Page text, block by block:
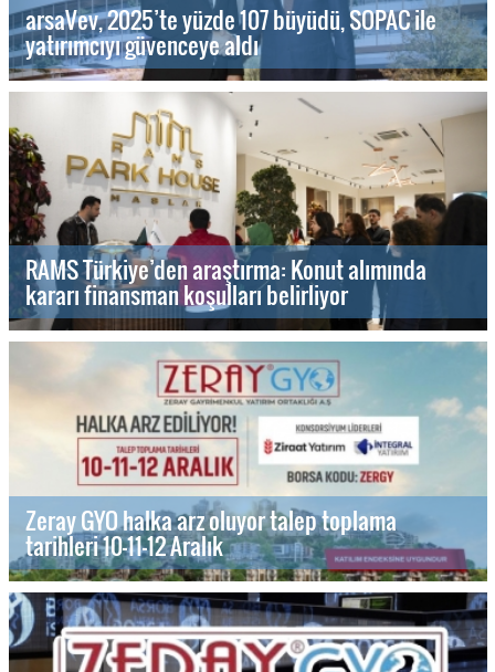
arsaVev, 2025’te yüzde 107 büyüdü, SOPAC ile
yatırımcıyı güvenceye aldı
RAMS Türkiye’den araştırma: Konut alımında
kararı finansman koşulları belirliyor
Zeray GYO halka arz oluyor talep toplama
tarihleri 10-11-12 Aralık